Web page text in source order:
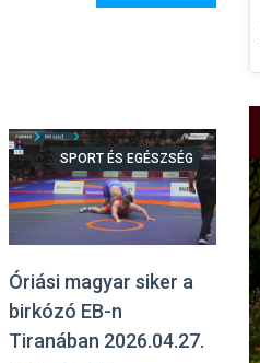
Óriási magyar siker a
birkózó EB-n
Tiranában 2026.04.27.
SPORT ÉS EGÉSZSÉG